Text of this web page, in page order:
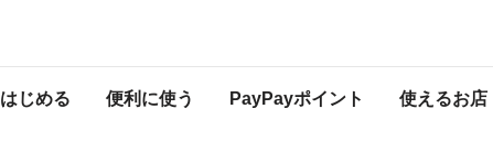
はじめる 便利に使う PayPayポイント 使えるお店
PayPay